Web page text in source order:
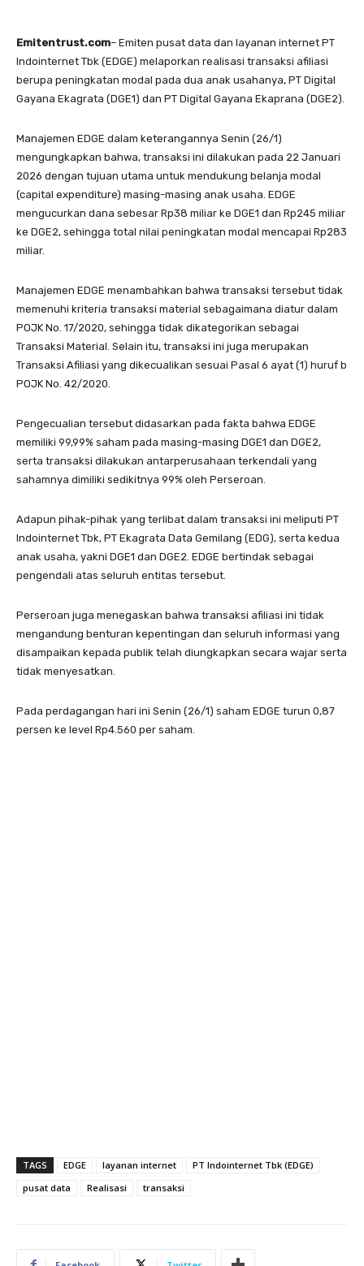
Emitentrust.com– Emiten pusat data dan layanan internet PT
Indointernet Tbk (EDGE) melaporkan realisasi transaksi afiliasi
berupa peningkatan modal pada dua anak usahanya, PT Digital
Gayana Ekagrata (DGE1) dan PT Digital Gayana Ekaprana (DGE2).
Manajemen EDGE dalam keterangannya Senin (26/1)
mengungkapkan bahwa, transaksi ini dilakukan pada 22 Januari
2026 dengan tujuan utama untuk mendukung belanja modal
(capital expenditure) masing-masing anak usaha. EDGE
mengucurkan dana sebesar Rp38 miliar ke DGE1 dan Rp245 miliar
ke DGE2, sehingga total nilai peningkatan modal mencapai Rp283
miliar.
Manajemen EDGE menambahkan bahwa transaksi tersebut tidak
memenuhi kriteria transaksi material sebagaimana diatur dalam
POJK No. 17/2020, sehingga tidak dikategorikan sebagai
Transaksi Material. Selain itu, transaksi ini juga merupakan
Transaksi Afiliasi yang dikecualikan sesuai Pasal 6 ayat (1) huruf b
POJK No. 42/2020.
Pengecualian tersebut didasarkan pada fakta bahwa EDGE
memiliki 99,99% saham pada masing-masing DGE1 dan DGE2,
serta transaksi dilakukan antarperusahaan terkendali yang
sahamnya dimiliki sedikitnya 99% oleh Perseroan.
Adapun pihak-pihak yang terlibat dalam transaksi ini meliputi PT
Indointernet Tbk, PT Ekagrata Data Gemilang (EDG), serta kedua
anak usaha, yakni DGE1 dan DGE2. EDGE bertindak sebagai
pengendali atas seluruh entitas tersebut.
Perseroan juga menegaskan bahwa transaksi afiliasi ini tidak
mengandung benturan kepentingan dan seluruh informasi yang
disampaikan kepada publik telah diungkapkan secara wajar serta
tidak menyesatkan.
Pada perdagangan hari ini Senin (26/1) saham EDGE turun 0,87
persen ke level Rp4.560 per saham.
TAGS EDGE layanan internet
PT Indointernet Tbk (EDGE)
pusat data
Realisasi transaksi